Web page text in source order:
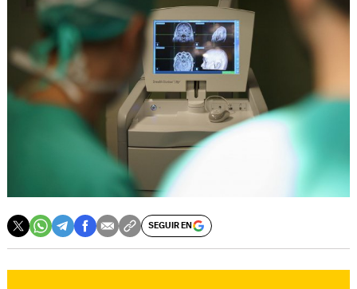
SEGUIR EN